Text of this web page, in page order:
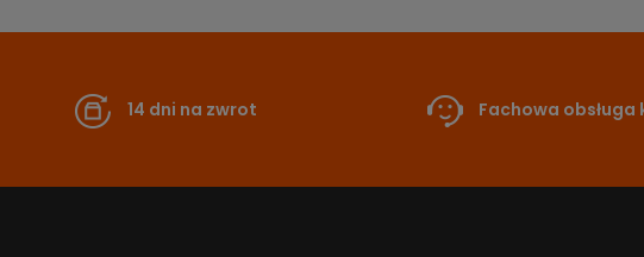
14 dni na zwrot Fachowa obsługa